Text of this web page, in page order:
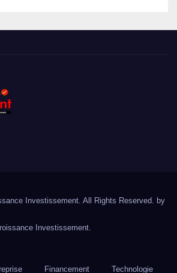
Investissement. All Rights Reserved. by
Investissement.
Financement Technologie